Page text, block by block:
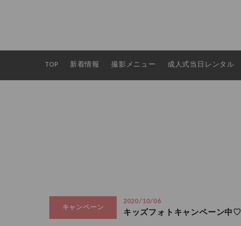
TOP 新着情報 撮影メニュー 成人式当日レンタル
キャンペーン
2020/10/06
キッズフォトキャンペーン中♡